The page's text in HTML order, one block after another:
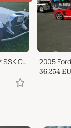
1929 Mercedes-Benz SSK Classic Motor Coach Gazelle 2005
36 254